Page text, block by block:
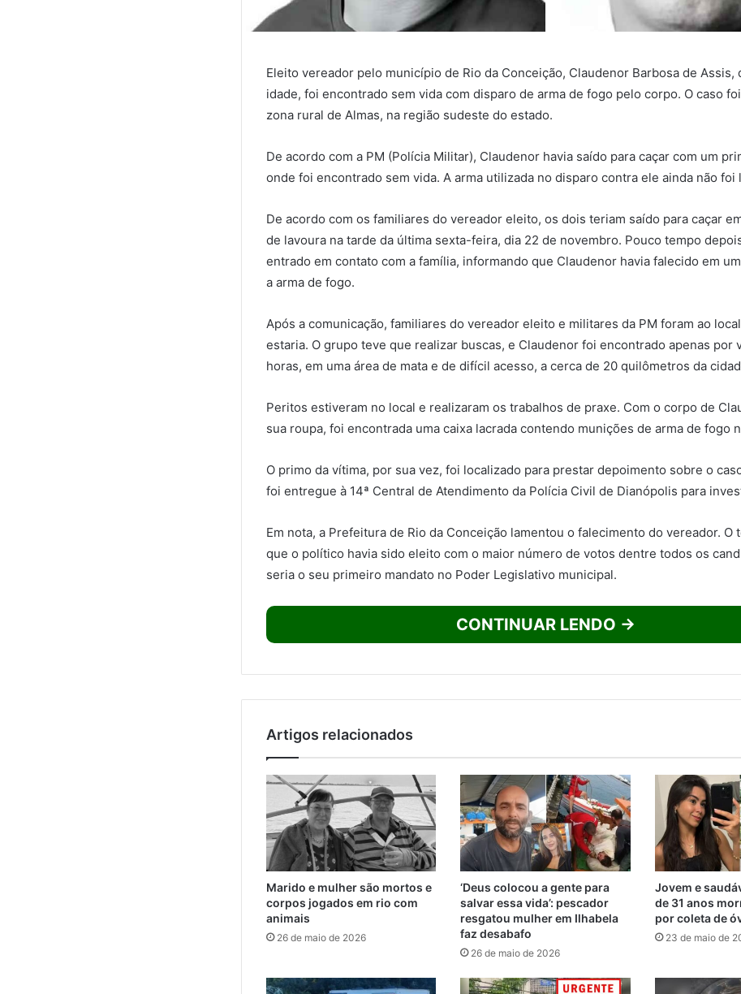
Eleito vereador pelo município de Rio da Conceição, Claudenor Barbosa de Assis,
idade, foi encontrado sem vida com disparo de arma de fogo pelo corpo. O caso
zona rural de Almas, na região sudeste do estado.
De acordo com a PM (Polícia Militar), Claudenor havia saído para caçar com um
onde foi encontrado sem vida. A arma utilizada no disparo contra ele ainda não foi
De acordo com os familiares do vereador eleito, os dois teriam saído para caçar
de lavoura na tarde da última sexta-feira, dia 22 de novembro. Pouco tempo
entrado em contato com a família, informando que Claudenor havia falecido em
a arma de fogo.
Após a comunicação, familiares do vereador eleito e militares da PM foram ao
estaria. O grupo teve que realizar buscas, e Claudenor foi encontrado apenas por
horas, em uma área de mata e de difícil acesso, a cerca de 20 quilômetros da
Peritos estiveram no local e realizaram os trabalhos de praxe. Com o corpo de
sua roupa, foi encontrada uma caixa lacrada contendo munições de arma de fogo
O primo da vítima, por sua vez, foi localizado para prestar depoimento sobre o
foi entregue à 14ª Central de Atendimento da Polícia Civil de Dianópolis para
Em nota, a Prefeitura de Rio da Conceição lamentou o falecimento do vereador. O
que o político havia sido eleito com o maior número de votos dentre todos os
seria o seu primeiro mandato no Poder Legislativo municipal.
CONTINUAR LENDO →
Artigos relacionados
Marido e mulher são mortos e
corpos jogados em rio com
animais
26 de maio de 2026
‘Deus colocou a gente para
salvar essa vida’: pescador
resgatou mulher em Ilhabela
faz desabafo
26 de maio de 2026
Jovem e
de 31 anos
por coleta de
23 de maio de